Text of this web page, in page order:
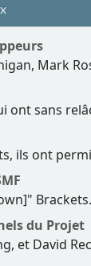
Mark
ont sans
ils ont
Brackets.
du Projet
et David